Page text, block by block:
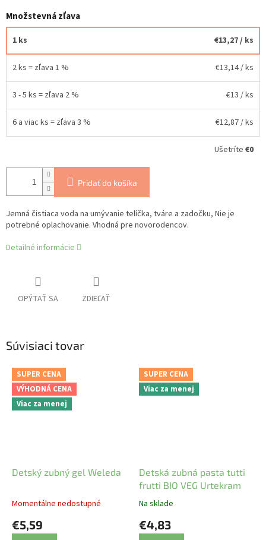
Množstevná zľava
1 ks €13,27/ ks
2 ks = zľava 1 % €13,14/ ks
3 - 5 ks = zľava 2 % €13 / ks
6 a viac ks = zľava 3 % €12,87/ ks
Ušetríte €0
Pridať do košíka
Jemná čistiaca voda na umývanie telíčka, tváre a zadočku, Nie je
potrebné oplachovanie. Vhodná pre novorodencov.
Detailné informácie
OPÝTAŤ SA ZDIEĽAŤ
Súvisiaci tovar
SUPER CENA
VÝHODNÁ CENA
Viac za menej
Detský zubný gel Weleda
Momentálne nedostupné
€5,59
SUPER CENA
Viac za menej
Detská zubná pasta tutti
frutti BIO VEG Urtekram
Na sklade
€4,83